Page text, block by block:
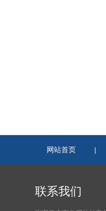
网站首页 |
联系我们